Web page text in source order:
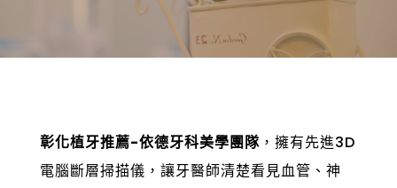
彰化植牙推薦-依德牙科美學團隊，擁有先進3D
電腦斷層掃描儀，讓牙醫師清楚看見血管、神